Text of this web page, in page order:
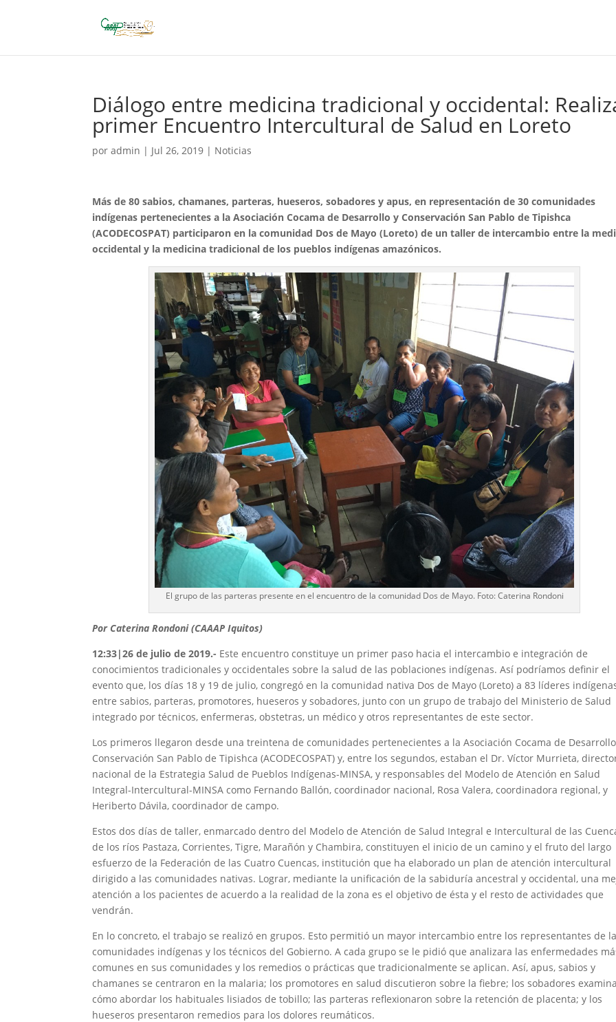
Diálogo entre medicina tradicional y occidental:
primer Encuentro Intercultural de Salud en Loreto
poradmin | Jul 26, 2019 | Noticias
Más de 80 sabios, chamanes, parteras, hueseros, sobadores y apus, en representación de 30 comunidades
indígenas pertenecientes a la Asociación Cocama de Desarrollo y Conservación San Pablo de Tipishca
(ACODECOSPAT) participaron en la comunidad Dos de Mayo (Loreto) de un taller de intercambio entre la
occidental y la medicina tradicional de los pueblos indígenas amazónicos.
El grupo de las parteras presente en el encuentro de la comunidad Dos de Mayo. Foto: Caterina Rondoni
Por Caterina Rondoni (CAAAP Iquitos)
12:33|26 de julio de 2019.- Este encuentro constituye un primer paso hacia el intercambio e integración de
conocimientos tradicionales y occidentales sobre la salud de las poblaciones indígenas. Así podríamos definir el
evento que, los días 18 y 19 de julio, congregó en la comunidad nativa Dos de Mayo (Loreto) a 83 líderes
entre sabios, parteras, promotores, hueseros y sobadores, junto con un grupo de trabajo del Ministerio de Salud
integrado por técnicos, enfermeras, obstetras, un médico y otros representantes de este sector.
Los primeros llegaron desde una treintena de comunidades pertenecientes a la Asociación Cocama de
Conservación San Pablo de Tipishca (ACODECOSPAT) y, entre los segundos, estaban el Dr. Víctor Murrieta,
nacional de la Estrategia Salud de Pueblos Indígenas-MINSA, y responsables del Modelo de Atención en Salud
Integral-Intercultural-MINSA como Fernando Ballón, coordinador nacional, Rosa Valera, coordinadora regional, y
Heriberto Dávila, coordinador de campo.
Estos dos días de taller, enmarcado dentro del Modelo de Atención de Salud Integral e Intercultural de las
de los ríos Pastaza, Corrientes, Tigre, Marañón y Chambira, constituyen el inicio de un camino y el fruto del largo
esfuerzo de la Federación de las Cuatro Cuencas, institución que ha elaborado un plan de atención intercultural
dirigido a las comunidades nativas. Lograr, mediante la unificación de la sabiduría ancestral y occidental, una
atención a los pacientes de acuerdo a la realidad de la zona es el objetivo de ésta y el resto de actividades que
vendrán.
En lo concreto, el trabajo se realizó en grupos. Esto permitió un mayor intercambio entre los representantes de
comunidades indígenas y los técnicos del Gobierno. A cada grupo se le pidió que analizara las enfermedades
comunes en sus comunidades y los remedios o prácticas que tradicionalmente se aplican. Así, apus, sabios y
chamanes se centraron en la malaria; los promotores en salud discutieron sobre la fiebre; los sobadores
cómo abordar los habituales lisiados de tobillo; las parteras reflexionaron sobre la retención de placenta; y los
hueseros presentaron remedios para los dolores reumáticos.